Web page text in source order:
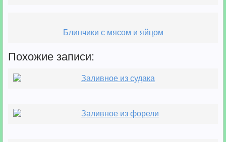
Блинчики с мясом и яйцом
Похожие записи:
Заливное из судака
Заливное из форели